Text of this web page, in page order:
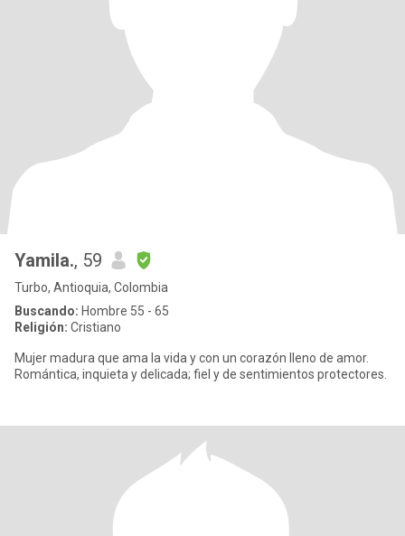
Yamila., 59
Turbo, Antioquia, Colombia
Buscando: Hombre 55 - 65
Religión: Cristiano
Mujer madura que ama la vida y con un corazón lleno de amor.
Romántica, inquieta y delicada; fiel y de sentimientos protectores.